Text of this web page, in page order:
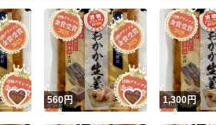
いいね！
560円 いいね！
1,300円